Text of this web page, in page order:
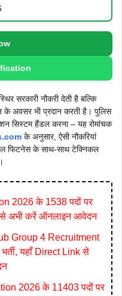
सरकारी नौकरी देती है बल्कि
के अवसर भी प्रदान करती है। पुलिस
सिस्टम हैंडल करना – यह रोमांचक
के अनुसार, ऐसी नौकरियां
फिटनेस के साथ-साथ टेक्निकल
2026 के 1538 पदों पर
से अभी करें ऑनलाइन आवेदन
Group 4 Recruitment
यहाँ Direct Link से
2026 के 11403 पदों पर